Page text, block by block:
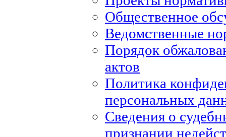
Общественное
Ведомственные
Порядок
актов
Политика
персональных
Сведения о
признании